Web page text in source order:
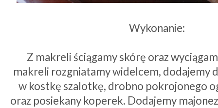
Wykonanie:
Z makreli ściągamy skórę oraz
makreli rozgniatamy widelcem, dodajemy
w kostkę szalotkę, drobno pokrojonego
oraz posiekany koperek. Dodajemy